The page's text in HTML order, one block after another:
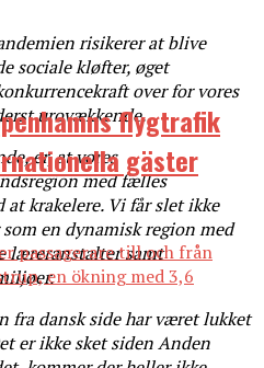
risikerer at blive
sociale kløfter, øget
over for vores
urovækkende.
er, at vores
med fælles
at krakelere. Vi får slet ikke
en dynamisk region med
læreranstalter samt
fra dansk side har været lukket
er ikke sket siden Anden
flygtrafik
gäster
passagerare till och från
en ökning med 3,6